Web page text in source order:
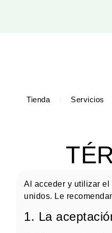
Tienda Servicios
Al acceder y utilizar
unidos. Le
1. La